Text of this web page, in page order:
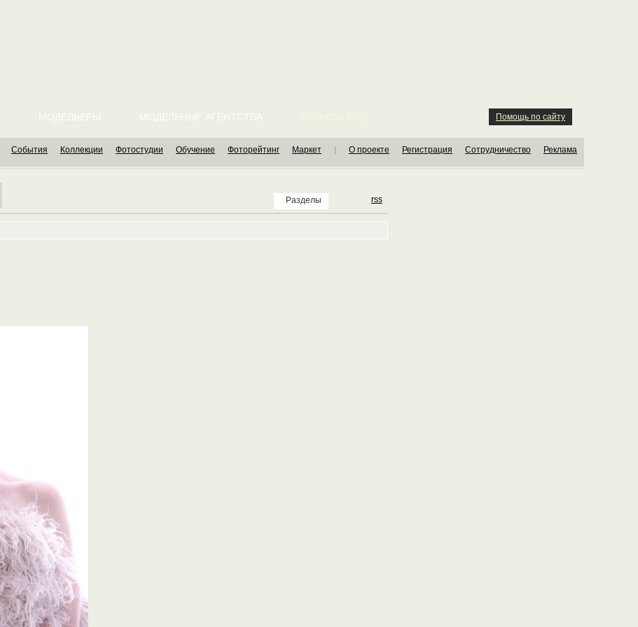
МОДЕЛЬЕРЫ МОДЕЛЬНЫЕ АГЕНТСТВА Помощь по сайту
События Коллекции Фотостудии Обучение Фоторейтинг Маркет О проекте Регистрация Сотрудничество Реклама
Разделы rss